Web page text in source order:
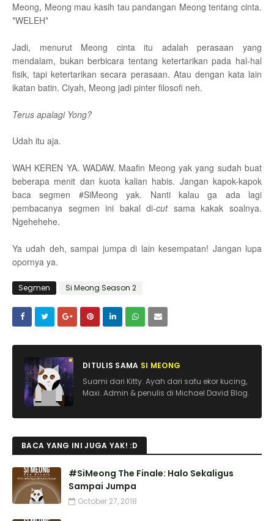
Meong, Meong mau kasih tau pandangan Meong tentang cinta.
*WELEH*
Jadi, menurut Meong cinta itu adalah perasaan yang
mendalam, bukan berbicara tentang ketertarikan pada hal-hal
fisik, tapi ketertarikan secara perasaan. Atau dengan kata lain
ikatan batin. Ciyah, Meong jadi pinter filosofi neh.
Terus apalagi Yong?
Udah itu aja.
WAH KEREN YA. WADAW. Maafin Meong yak yang sudah buat
beberapa menit dan kuota kalian habis. Jangan kapok-kapok
baca segmen #SiMeong yak. Nanti kalau ga ada lagi
pembacanya segmen ini bakal di-cutsama kakak soalnya.
Ngehehehe.
Ya udah deh, sampai jumpa di lain kesempatan! Jangan lupa
opornya ya.
Segmen Si Meong Season 2
DITULIS SAMA SI MEONG
Suami dari Kitty. Ayah dari satu ekor kucing,
Maxi. Admin & penulis di Michael David Blog.
BACA YANG INI JUGA YAK! :D
#SiMeong The Finale: Halo Sekaligus
Sampai Jumpa
October 27, 2018